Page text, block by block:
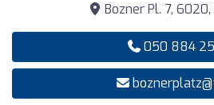
Bozner Pl. 7,
050 884